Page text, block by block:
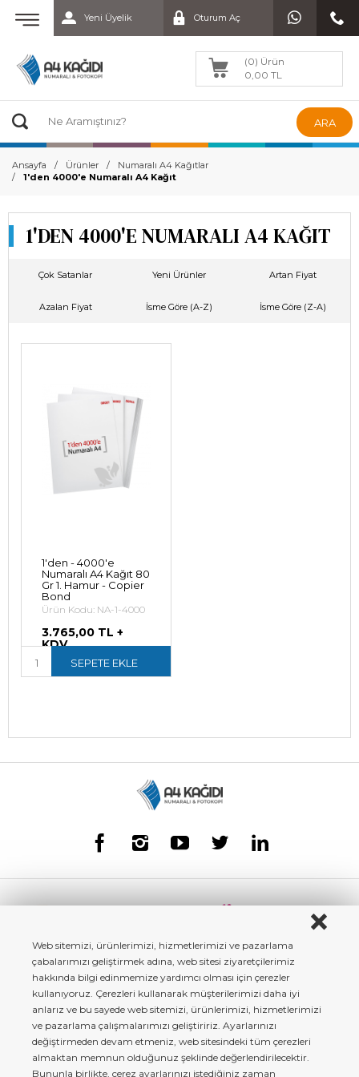
Yeni Üyelik Oturum Aç
(0) Ürün
0,00 TL
ARA
Ansayfa Ürünler
Numaralı A4 Kağıtlar
1'den 4000'e Numaralı A4 Kağıt
1'DEN 4000'E NUMARALI A4 KAĞIT
Çok Satanlar Yeni Ürünler Artan Fiyat
Azalan Fiyat İsme Göre (A-Z) İsme Göre (Z-A)
1'den - 4000'e
Numaralı A4 Kağıt 80
Gr 1. Hamur - Copier
Bond
Ürün Kodu: NA-1-4000
3.765,00 TL +
KDV
4.518,00 TL (KDV
Dahil)
SEPETE EKLE
Web sitemizi, ürünlerimizi, hizmetlerimizi ve pazarlama
çabalarımızı geliştirmek adına, web sitesi ziyaretçilerimiz
hakkında bilgi edinmemize yardımcı olması için çerezler
kullanıyoruz. Çerezleri kullanarak müşterilerimizi daha iyi
anlarız ve bu sayede web sitemizi, ürünlerimizi, hizmetlerimizi
ve pazarlama çalışmalarımızı geliştiririz. Ayarlarınızı
değiştirmeden devam etmeniz, web sitesindeki tüm çerezleri
almaktan memnun olduğunuz şeklinde değerlendirilecektir.
Bununla birlikte, çerez ayarlarınızı istediğiniz zaman